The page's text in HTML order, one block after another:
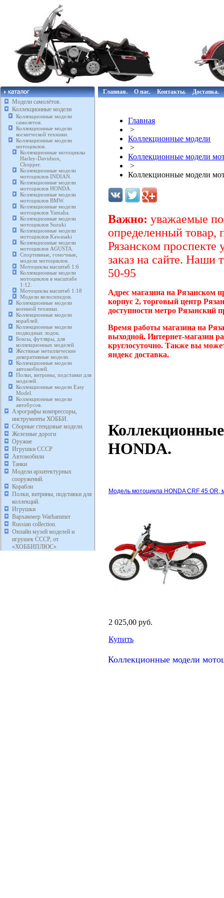
Модели самолётов.
Коллекционные модели
Коллекционные модели
самолетов.
Коллекционные модели
космической техники.
Коллекционные модели
мотоциклов.
Коллекционные мотоциклы
Harley-Davidson,
Chopper.
Коллекционные модели
мотоциклов INDIAN.
Коллекционные модели
мотоциклов HONDA.
Коллекционные модели
мотоциклов BMW.
Коллекционные модели
мотоциклов Yamaha.
Коллекционные модели
мотоциклов Suzuki
Коллекционные модели
мотоциклов Kawasaki
Коллекционные модели
мотоциклов AGUSTA.
Спортивные, гоночные,
модели мотоциклов.
Мотоциклы масштаб 1:6
Коллекционные модели
мотоциклов в масштабе
1:12.
Мотоциклы масштаб 1:18
Модели велосипедов.
Коллекционные модели
военной техники.
Коллекционные модели
кораблей.
Коллекционные модели
подводных лодок.
Боксы, футляры, для
коллекционных моделей
Жестяные металлические
декоративные модели.
Коллекционные модели
автомобилей.
Полки, витрины, подставки для
моделей.
Коллекционные модели Easy
Model.
Коллекционные модели
автобусов.
Аэрографы компрессоры,
инструменты ХОББИ.
Сборные стендовые модели.
Железные дороги
Оружие
Игрушки СССР
Автомобили
Танки
Модели архитектурных
сооружений.
Корабли
Полки, витрины, подставки для
коллекций.
Игрушки
Вархаммер Warhammer
Russian collection.
Онлайн музей моделей и
игрушек СССР, от
«ХОББИПЛЮС»
Главная. О нас. Контакты. Доставка.
Главная
>
Коллекционные модели
>
Коллекционные модели
>
Коллекционные модели
Важно: уважаемые
определенный товар,
Рязанском проспекте
заказ на сайте. Наши
50-95
Адрес магазина на Рязанском
корпус 2, торговый центр
доступности метро Рязанский
Время работы магазина на
выходной. Интернет-магазин
круглосуточно. Также вы
яндекс доставка.
HONDA.
Модель мотоцикла HONDA CRF 45 OR,
2 025,00 руб.
Купить
Коллекционные модели